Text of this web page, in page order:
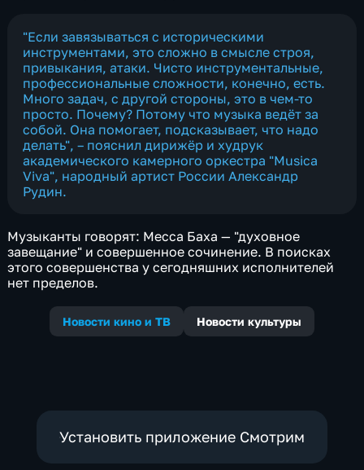
"Если завязываться с историческими
инструментами, это сложно в смысле строя,
привыкания, атаки. Чисто инструментальные,
профессиональные сложности, конечно, есть.
Много задач, с другой стороны, это в чем-то
просто. Почему? Потому что музыка ведёт за
собой. Она помогает, подсказывает, что надо
делать", – пояснил дирижёр и худрук
академического камерного оркестра "Musica
Viva", народный артист России Александр
Рудин.
Музыканты говорят: Месса Баха — "духовное
завещание" и совершенное сочинение. В поисках
этого совершенства у сегодняшних исполнителей
нет пределов.
Новости кино и ТВ Новости культуры
Установить приложение Смотрим